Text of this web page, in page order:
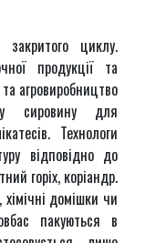
циклу.
продукції та
агровиробництво
сировину для
Технологи
відповідно до
горіх, коріандр.
домішки чи
пакуються в